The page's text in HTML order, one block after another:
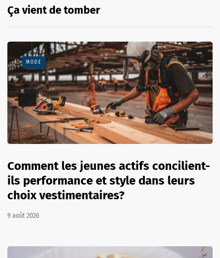
Ça vient de tomber
MODE
Comment les jeunes actifs concilient-
ils performance et style dans leurs
choix vestimentaires?
9 août 2026